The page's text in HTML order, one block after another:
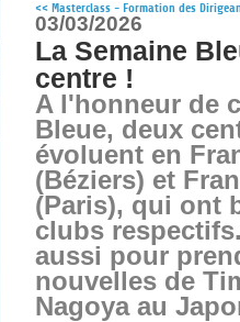
<< Masterclass - Formation des
03/03/2026
La Semaine
centre !
A l'honneur de
Bleue, deux
évoluent en
(Béziers) et
(Paris), qui ont
clubs
aussi pour
nouvelles de
Nagoya au